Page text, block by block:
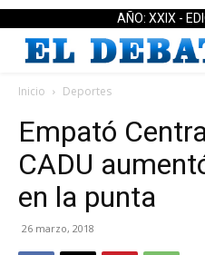
AÑO: XXIX -
Inicio Deportes
Empató
CADU
en la punta
26 marzo, 2018